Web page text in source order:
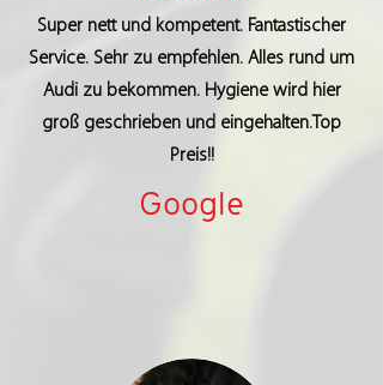
Super nett und kompetent. Fantastischer
Service. Sehr zu empfehlen. Alles rund um
Audi zu bekommen. Hygiene wird hier
groß geschrieben und eingehalten.Top
Preis!!
Google